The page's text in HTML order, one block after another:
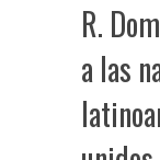
R.
a las